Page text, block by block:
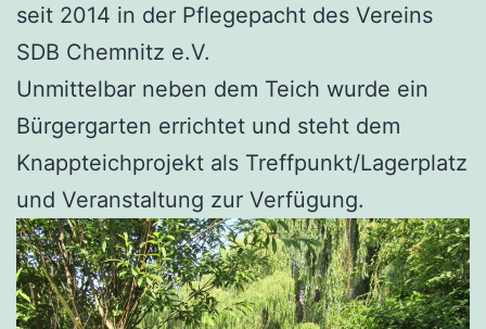
seit 2014 in der Pflegepacht des Vereins
SDB Chemnitz e.V.
Unmittelbar neben dem Teich wurde ein
Bürgergarten errichtet und steht dem
Knappteichprojekt als Treffpunkt/Lagerplatz
und Veranstaltung zur Verfügung.